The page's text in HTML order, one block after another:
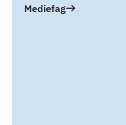
Mediefag